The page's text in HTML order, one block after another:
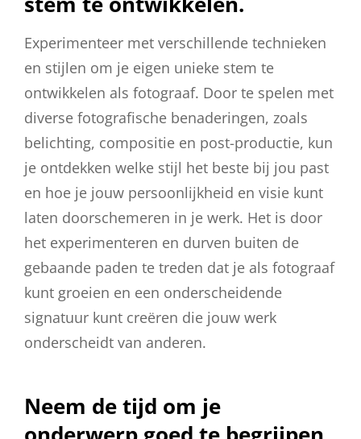
Experimenteer met verschillende technieken
en stijlen om je eigen unieke stem te
ontwikkelen als fotograaf. Door te spelen met
diverse fotografische benaderingen, zoals
belichting, compositie en post-productie, kun
je ontdekken welke stijl het beste bij jou past
en hoe je jouw persoonlijkheid en visie kunt
laten doorschemeren in je werk. Het is door
het experimenteren en durven buiten de
gebaande paden te treden dat je als fotograaf
kunt groeien en een onderscheidende
signatuur kunt creëren die jouw werk
onderscheidt van anderen.
Neem de tijd om je